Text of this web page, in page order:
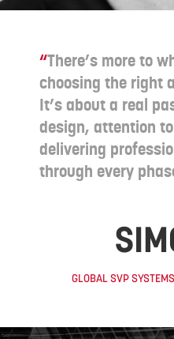
“There’s more to
choosing the right
It’s about a real
design, attention
delivering
through every
GLOBAL SVP